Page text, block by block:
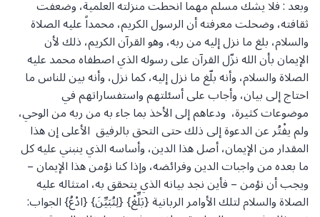
وبعد : فلا يشك مسلم مهما انحطت منزلته العلمية، وضعفت
ثقافته، وضحلت معرفته أن الرسول الكريم، محمداً عليه الصلاة
والسلام، بلغ ما نزل إليه من ربه، وهو القرآن الكريم، ذلك لأن
الإيمان بأن الله نزّل القرآن على رسوله الذي اصطفاه محمد عليه
الصلاة والسلام، وأنه بلّغ ما نزل إليه، كما نزل، وأنه بين للناس ما
احتاج إلى بيان، وأجاب على أسئلتهم واستفساراتهم في
موضوعات كثيرة، ودعاهم إلى الأخذ بما جاء به من ربه من الوحي،
ولم يفْتُر عن الدعوة إلى ذلك حتى التحق بالرفيق الأعلى إن هذا
المقدار من الإيمان، أصل هذا الدين، وأساسه الذي ينبني عليه كل
ما بعده من واجبات الدين وفرائضه، وإذا كنا نؤمن هذا الإيمان –
ويجب أن نؤمن – فأين نجد بيانه الذي يتحقق به، امتثاله عليه
الصلاة والسلام لتلك الأوامر الربانية {بَلِّغْ} {لِتُبَيِّنَ} {ادْعُ} الجواب: